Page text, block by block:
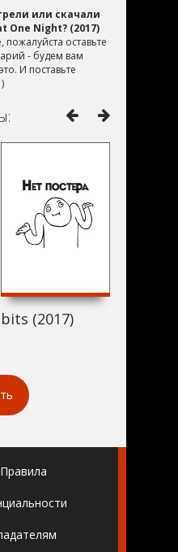
или скачали
One Night? (2017)
оставьте
- будем вам
И поставьте
(2017)
bits (2017)
Правила